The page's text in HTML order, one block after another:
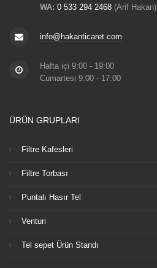
WA: 0 533 294 2468 (Arif Hakan)
info@hakanticaret.com
Hafta içi 9:00 - 19:00
Cumartesi 9:00 - 17:00
ÜRÜN GRUPLARI
Filtre Kafesleri
Filtre Torbası
Puntalı Hasır Tel
Venturi
Tel sepet Ürün Standı